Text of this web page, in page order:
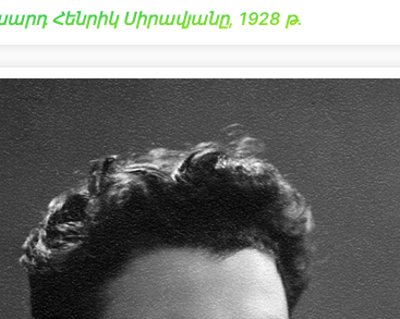
Հենրիկ Սիրավյանը, 1928 թ․